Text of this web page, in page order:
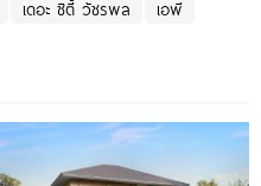
เดอะ ซิตี้ วัชรพล เอพี